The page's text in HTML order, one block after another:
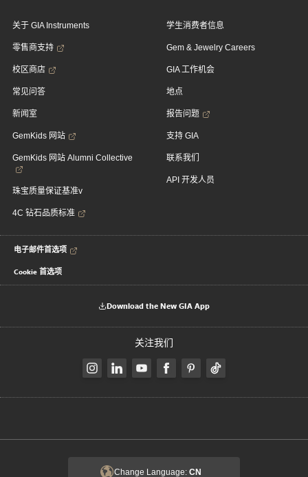
关于 GIA Instruments
零售商支持
校区商店
常见问答
新闻室
GemKids 网站
GemKids 网站 Alumni Collective
珠宝质量保证基准v
4C 钻石品质标准
学生消费者信息
Gem & Jewelry Careers
GIA 工作机会
地点
报告问题
支持 GIA
联系我们
API 开发人员
电子邮件首选项
Cookie 首选项
Download the New GIA App
关注我们
Change Language: CN